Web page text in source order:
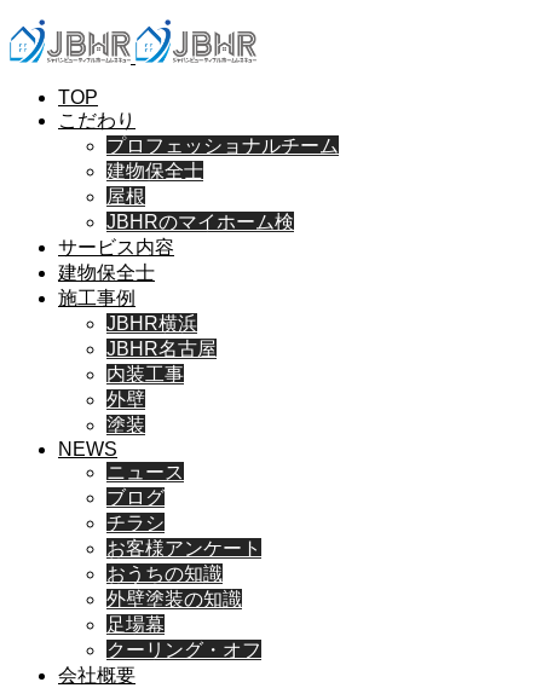
TOP
こだわり
プロフェッショナルチーム
建物保全士
屋根
JBHRのマイホーム検
サービス内容
建物保全士
施工事例
JBHR横浜
JBHR名古屋
内装工事
外壁
塗装
NEWS
ニュース
ブログ
チラシ
お客様アンケート
おうちの知識
外壁塗装の知識
足場幕
クーリング・オフ
会社概要